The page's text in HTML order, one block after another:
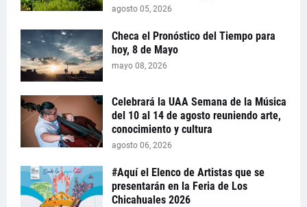
agosto 05, 2026
Checa el Pronóstico del Tiempo para
hoy, 8 de Mayo
mayo 08, 2026
Celebrará la UAA Semana de la Música
del 10 al 14 de agosto reuniendo arte,
conocimiento y cultura
agosto 06, 2026
#Aquí el Elenco de Artistas que se
presentarán en la Feria de Los
Chicahuales 2026